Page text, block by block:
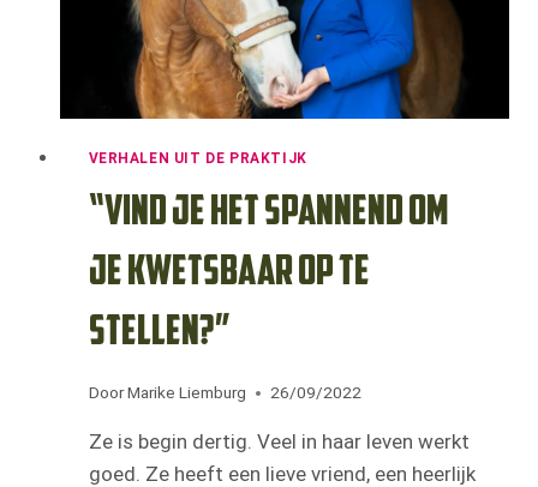
VERHALEN UIT DE PRAKTIJK
“Vind je het spannend om
je kwetsbaar op te
stellen?”
Door Marike Liemburg 26/09/2022
Ze is begin dertig. Veel in haar leven werkt
goed. Ze heeft een lieve vriend, een heerlijk